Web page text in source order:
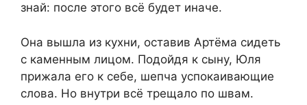
знай: после этого всё будет иначе.
Она вышла из кухни, оставив Артёма сидеть
с каменным лицом. Подойдя к сыну, Юля
прижала его к себе, шепча успокаивающие
слова. Но внутри всё трещало по швам.